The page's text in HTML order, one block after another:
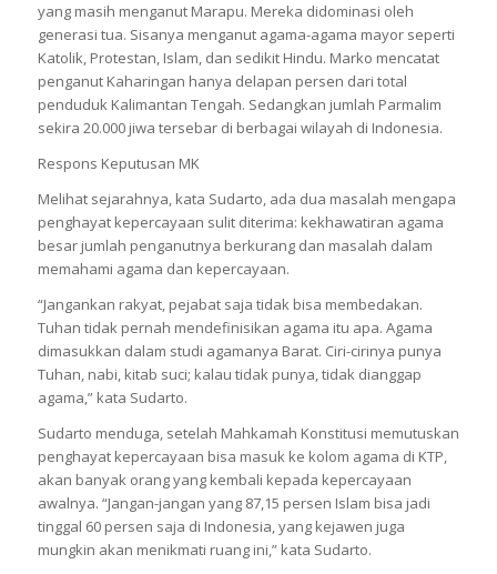
yang masih menganut Marapu. Mereka didominasi oleh
generasi tua. Sisanya menganut agama-agama mayor seperti
Katolik, Protestan, Islam, dan sedikit Hindu. Marko mencatat
penganut Kaharingan hanya delapan persen dari total
penduduk Kalimantan Tengah. Sedangkan jumlah Parmalim
sekira 20.000 jiwa tersebar di berbagai wilayah di Indonesia.
Respons Keputusan MK
Melihat sejarahnya, kata Sudarto, ada dua masalah mengapa
penghayat kepercayaan sulit diterima: kekhawatiran agama
besar jumlah penganutnya berkurang dan masalah dalam
memahami agama dan kepercayaan.
“Jangankan rakyat, pejabat saja tidak bisa membedakan.
Tuhan tidak pernah mendefinisikan agama itu apa. Agama
dimasukkan dalam studi agamanya Barat. Ciri-cirinya punya
Tuhan, nabi, kitab suci; kalau tidak punya, tidak dianggap
agama,” kata Sudarto.
Sudarto menduga, setelah Mahkamah Konstitusi memutuskan
penghayat kepercayaan bisa masuk ke kolom agama di KTP,
akan banyak orang yang kembali kepada kepercayaan
awalnya. “Jangan-jangan yang 87,15 persen Islam bisa jadi
tinggal 60 persen saja di Indonesia, yang kejawen juga
mungkin akan menikmati ruang ini,” kata Sudarto.